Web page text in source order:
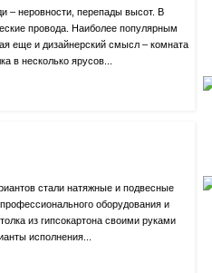
– неровности, перепады высот. В
провода. Наиболее популярным
еще и дизайнерский смысл – комната
в несколько ярусов...
стали натяжные и подвесные
оборудования и
из гипсокартона своими руками
исполнения...